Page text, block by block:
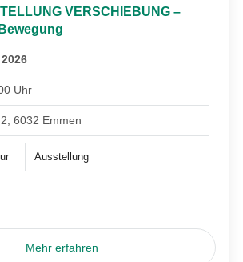
VERSCHIEBUNG –
Uhr
6032 Emmen
Ausstellung
Mehr erfahren